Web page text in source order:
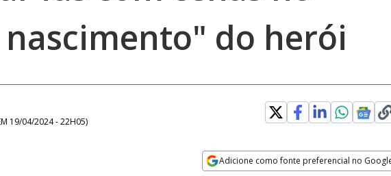
do herói
19/04/2024 - 22H05)
Adicione como fonte preferencial no